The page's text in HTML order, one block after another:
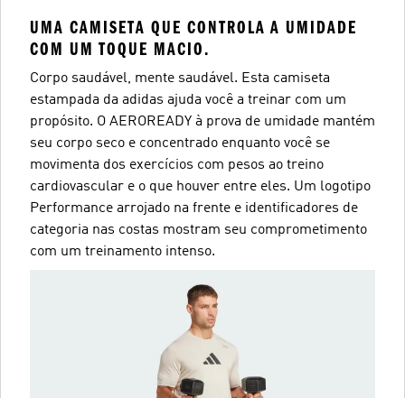
UMA CAMISETA QUE CONTROLA A UMIDADE
COM UM TOQUE MACIO.
Corpo saudável, mente saudável. Esta camiseta
estampada da adidas ajuda você a treinar com um
propósito. O AEROREADY à prova de umidade mantém
seu corpo seco e concentrado enquanto você se
movimenta dos exercícios com pesos ao treino
cardiovascular e o que houver entre eles. Um logotipo
Performance arrojado na frente e identificadores de
categoria nas costas mostram seu comprometimento
com um treinamento intenso.